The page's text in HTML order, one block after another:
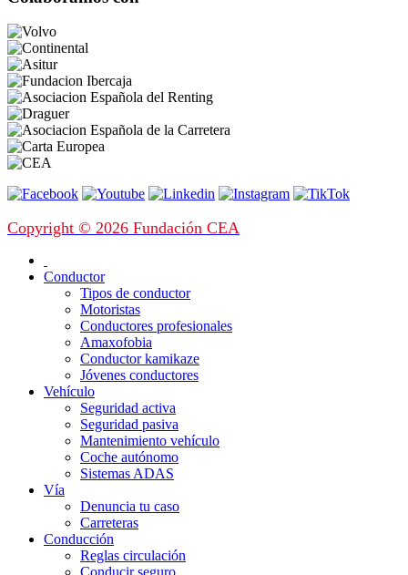
Copyright © 2026 Fundación CEA
Conductor
Tipos de conductor
Motoristas
Conductores profesionales
Amaxofobia
Conductor kamikaze
Jóvenes conductores
Vehículo
Seguridad activa
Seguridad pasiva
Mantenimiento vehículo
Coche autónomo
Sistemas ADAS
Vía
Denuncia tu caso
Carreteras
Conducción
Reglas circulación